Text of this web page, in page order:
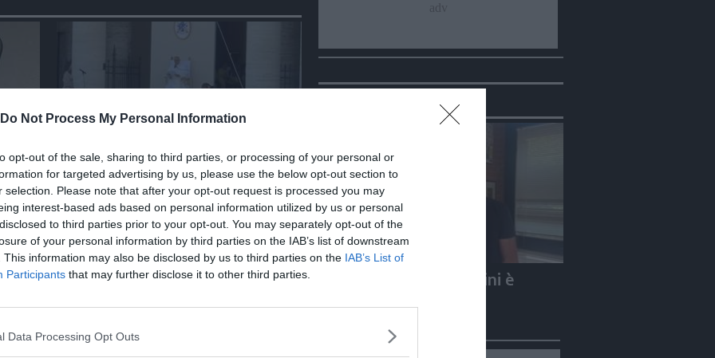
Do Not Process My Personal Information
opt-out of the sale, sharing to third parties, or processing of your personal or
for targeted advertising by us, please use the below opt-out section to
selection. Please note that after your opt-out request is processed you may
interest-based ads based on personal information utilized by us or personal
to third parties prior to your opt-out. You may separately opt-out of the
of your personal information by third parties on the IAB’s list of downstream
This information may also be disclosed by us to third parties on the IAB’s List of
Participants that may further disclose it to other third parties.
Data Processing Opt Outs
ITALIA
Assisi, bagno di folla per Papa
Leone a Santa Maria degli
Angeli
Beppe Carletti: «Guccini è